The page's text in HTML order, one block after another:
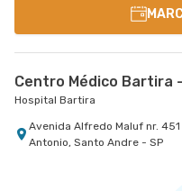
Centro Médico Bartira
Hospital Bartira
Avenida Alfredo Maluf nr.
Antonio, Santo Andre - SP